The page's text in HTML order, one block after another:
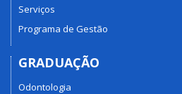
Serviços
Programa de Gestão
GRADUAÇÃO
Odontologia